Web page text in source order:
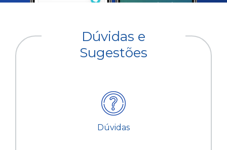
Dúvidas e
Sugestões
Dúvidas